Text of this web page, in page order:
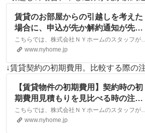
賃貸のお部屋からの引越しを考えた
場合に、申込が先か解約通知が先か
という話。｜松山市・大洲市の賃
貸・不動産なら株式会社NYホーム
こちらでは、株式会社ＮＹホームのスタッフが執筆したスタッフブログ記事、「賃貸のお部屋からの引越しを考えた場合に、申込が先か解約通知が先かと
www.nyhome.jp
↓賃貸契約の初期費用。比較する際の
【賃貸物件の初期費用】契約時の初
期費用見積もりを見比べる時の注意
点について｜松山市・大洲市の賃
貸・不動産なら株式会社NYホーム
こちらでは、株式会社ＮＹホームのスタッフが執筆したスタッフブログ記事、「【賃貸物件の初期費用】契約時の初期費用見積もりを見比べる時の注意点
www.nyhome.jp